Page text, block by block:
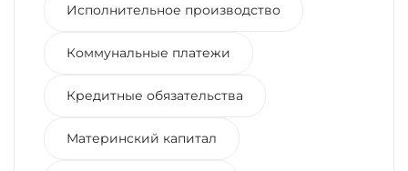
Исполнительное производство
Коммунальные платежи
Кредитные обязательства
Материнский капитал